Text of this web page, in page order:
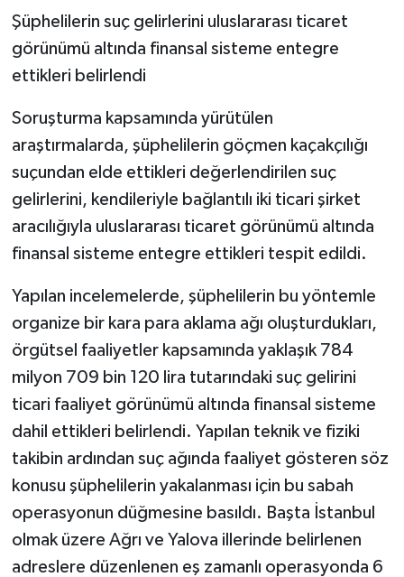
Şüphelilerin suç gelirlerini uluslararası ticaret
görünümü altında finansal sisteme entegre
ettikleri belirlendi
Soruşturma kapsamında yürütülen
araştırmalarda, şüphelilerin göçmen kaçakçılığı
suçundan elde ettikleri değerlendirilen suç
gelirlerini, kendileriyle bağlantılı iki ticari şirket
aracılığıyla uluslararası ticaret görünümü altında
finansal sisteme entegre ettikleri tespit edildi.
Yapılan incelemelerde, şüphelilerin bu yöntemle
organize bir kara para aklama ağı oluşturdukları,
örgütsel faaliyetler kapsamında yaklaşık 784
milyon 709 bin 120 lira tutarındaki suç gelirini
ticari faaliyet görünümü altında finansal sisteme
dahil ettikleri belirlendi. Yapılan teknik ve fiziki
takibin ardından suç ağında faaliyet gösteren söz
konusu şüphelilerin yakalanması için bu sabah
operasyonun düğmesine basıldı. Başta İstanbul
olmak üzere Ağrı ve Yalova illerinde belirlenen
adreslere düzenlenen eş zamanlı operasyonda 6